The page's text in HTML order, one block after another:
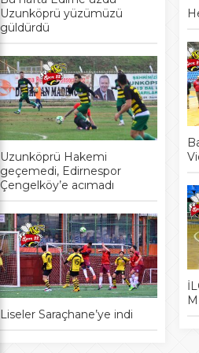
Uzunköprü yüzümüzü
güldürdü
Uzunköprü Hakemi
geçemedi, Edirnespor
Çengelköy’e acımadı
Liseler Saraçhane’ye indi